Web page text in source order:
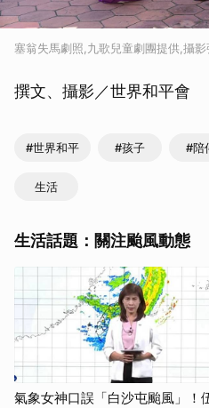
塞翁失馬劇照,九歌兒童劇團提供,攝影
撰文、攝影／世界和平會
#世界和平 #孩子 #陪
生活
生活話題：關注颱風動態
氣象女神口誤「白沙屯颱風」！